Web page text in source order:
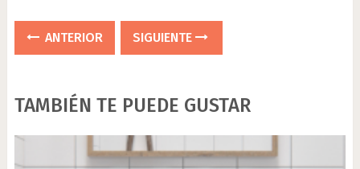
ANTERIOR SIGUIENTE
TAMBIÉN TE PUEDE GUSTAR